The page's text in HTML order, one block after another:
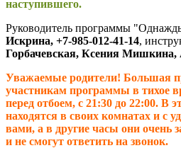
наступившего.
Руководитель программы
Искрина, +7-985-012-41-14,
Горбачевская, Ксения Мишкина,
Уважаемые родители! Большая
участникам программы в тихое
перед отбоем, с 21:30 до 22:00. В
находятся в своих комнатах и с
вами, а в другие часы они очень
и не смогут ответить на звонок.